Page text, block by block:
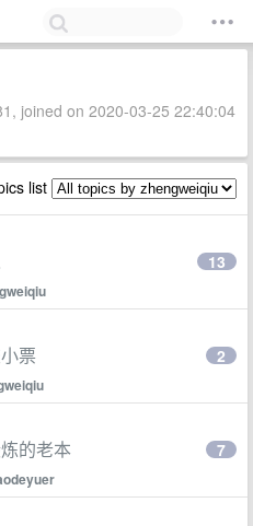
joined on 2020-03-25 22:40:04
list
13
票 2
的老本 7